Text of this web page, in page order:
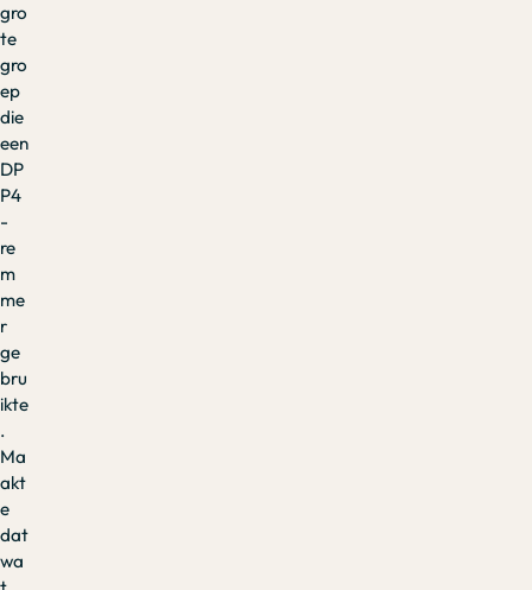
gro
te
gro
ep
die
een
DP
P4
-
re
m
me
r
ge
bru
ikte
.
Ma
akt
e
dat
wa